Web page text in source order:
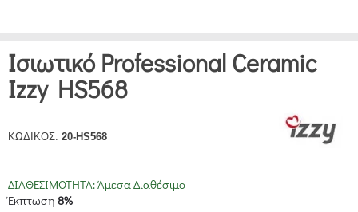
Ισιωτικό Professional Ceramic
Izzy HS568
ΚΩΔΙΚΟΣ: 20-HS568
ΔΙΑΘΕΣΙΜΟΤΗΤΑ:Άμεσα Διαθέσιμο
Έκπτωση 8%